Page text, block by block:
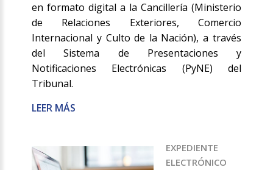
en formato digital a la Cancillería (Ministerio
de Relaciones Exteriores, Comercio
Internacional y Culto de la Nación), a través
del Sistema de Presentaciones y
Notificaciones Electrónicas (PyNE) del
Tribunal.
LEER MÁS
EXPEDIENTE
ELECTRÓNICO